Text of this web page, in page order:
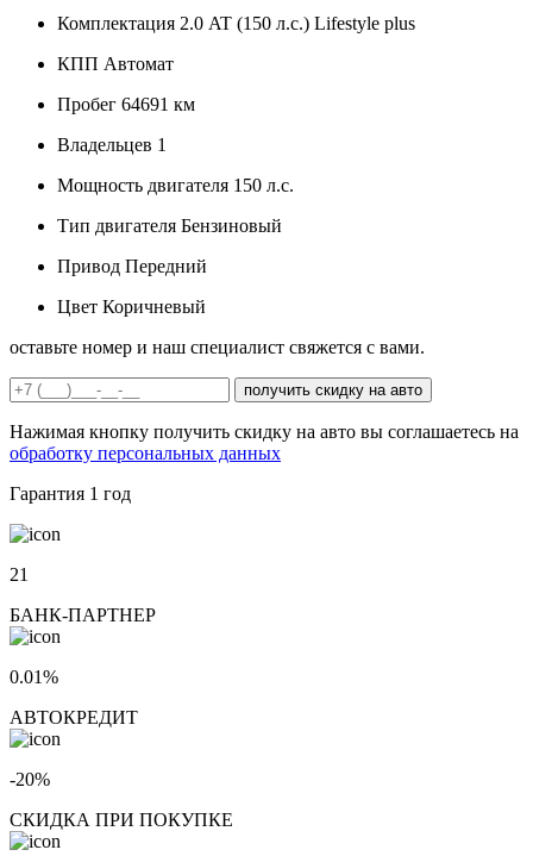
Комплектация 2.0 AT (150 л.с.) Lifestyle plus
КПП Автомат
Пробег 64691 км
Владельцев 1
Мощность двигателя 150 л.с.
Тип двигателя Бензиновый
Привод Передний
Цвет Коричневый
оставьте номер и наш специалист свяжется с вами.
получить скидку на авто
Нажимая кнопку получить скидку на авто вы соглашаетесь на
обработку персональных данных
Гарантия 1 год
21
БАНК-ПАРТНЕР
0.01%
АВТОКРЕДИТ
-20%
СКИДКА ПРИ ПОКУПКЕ